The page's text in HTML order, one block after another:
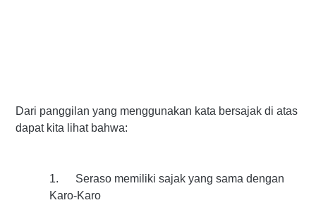
Dari panggilan yang menggunakan kata bersajak di atas
dapat kita lihat bahwa:
1.
Seraso memiliki sajak yang sama dengan
Karo-Karo